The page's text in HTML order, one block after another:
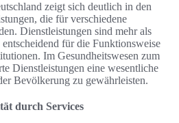
zeigt sich deutlich in den
die für verschiedene
Dienstleistungen sind mehr als
für die Funktionsweise
Im Gesundheitswesen zum
Dienstleistungen eine wesentliche
Bevölkerung zu gewährleisten.
durch Services